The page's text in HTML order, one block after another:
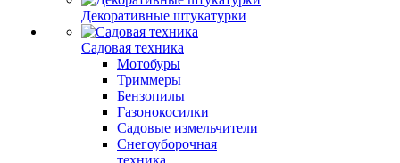
Декоративные штукатурки
Садовая техника
Мотобуры
Триммеры
Бензопилы
Газонокосилки
Садовые измельчители
Снегоуборочная
техника